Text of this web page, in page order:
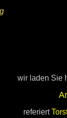
wir laden Sie
referiert